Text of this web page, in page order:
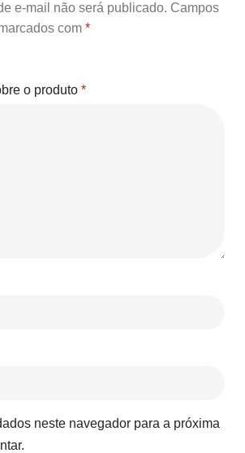
e-mail não será publicado. Campos
com *
o produto *
neste navegador para a próxima